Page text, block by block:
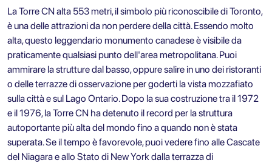
La Torre CN alta 553 metri, il simbolo più riconoscibile di Toronto,
è una delle attrazioni da non perdere della città. Essendo molto
alta, questo leggendario monumento canadese è visibile da
praticamente qualsiasi punto dell'area metropolitana. Puoi
ammirare la strutture dal basso, oppure salire in uno dei ristoranti
o delle terrazze di osservazione per goderti la vista mozzafiato
sulla città e sul Lago Ontario. Dopo la sua costruzione tra il 1972
e il 1976, la Torre CN ha detenuto il record per la struttura
autoportante più alta del mondo fino a quando non è stata
superata. Se il tempo è favorevole, puoi vedere fino alle Cascate
del Niagara e allo Stato di New York dalla terrazza di